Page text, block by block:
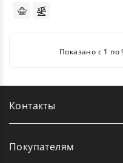
Показано с 1 по
Контакты
Покупателям